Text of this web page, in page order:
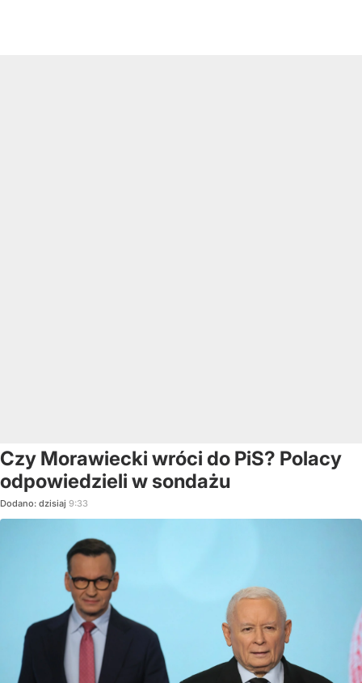
Czy Morawiecki wróci do PiS? Polacy
odpowiedzieli w sondażu
Dodano: dzisiaj 9:33